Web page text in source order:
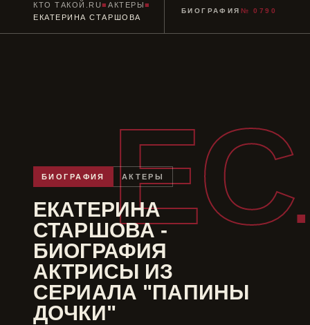
ЕС
КТО ТАКОЙ.RU■АКТЕРЫ■
ЕКАТЕРИНА СТАРШОВА
БИОГРАФИЯ № 0790
БИОГРАФИЯ АКТЕРЫ
ЕКАТЕРИНА
СТАРШОВА -
БИОГРАФИЯ
АКТРИСЫ ИЗ
СЕРИАЛА "ПАПИНЫ
ДОЧКИ"